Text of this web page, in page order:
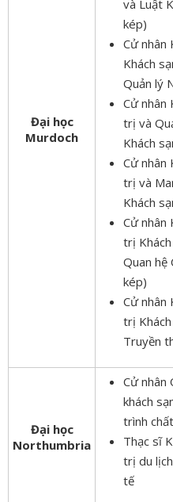
Đại học
Murdoch
và Luật
kép)
Cử nhân
Khách
Quản lý
Cử nhân
trị và
Khách
Cử nhân
trị và
Khách
Cử nhân
trị
Quan hệ
kép)
Cử nhân
trị
Truyền
Đại học
Northumbria
Cử nhân
khách
trình
Thạc sĩ
trị du
tế